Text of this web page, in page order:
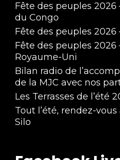
Fête des peuples
du Congo
Fête des peuples 2026
Fête des peuples 2026
Royaume-Uni
Bilan radio de
de la MJC avec nos
Les Terrasses de l’été
Tout l’été, rendez-
Silo